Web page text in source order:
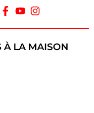
À LA MAISON